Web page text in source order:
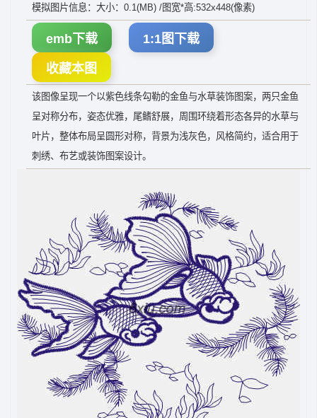
模拟图片信息：大小：0.1(MB) /图宽*高:532x448(像素)
emb下载 1:1图下载
收藏本图
该图像呈现一个以紫色线条勾勒的金鱼与水草装饰图案，两只金鱼
呈对称分布，姿态优雅，尾鳍舒展，周围环绕着形态各异的水草与
叶片，整体布局呈圆形对称，背景为浅灰色，风格简约，适合用于
刺绣、布艺或装饰图案设计。